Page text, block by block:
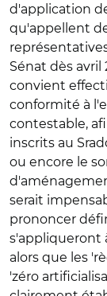
d'application
qu'appellent
Sénat dès avril
convient
conformité à
contestable,
inscrits au
ou encore le
serait
prononcer
s'appliqueront
alors que les
'zéro